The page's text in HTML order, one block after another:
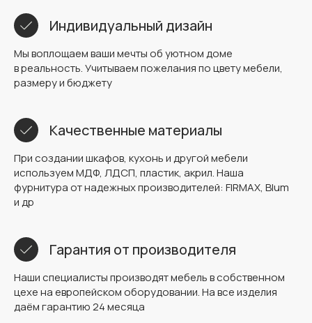
Индивидуальный дизайн
Мы воплощаем ваши мечты об уютном доме
в реальность. Учитываем пожелания по цвету мебели,
размеру и бюджету
Качественные материалы
При создании шкафов, кухонь и другой мебели
используем МДФ, ЛДСП, пластик, акрил. Наша
фурнитура от надежных производителей: FIRMAX, Blum
и др
Гарантия от производителя
Наши специалисты производят мебель в собственном
цехе на европейском оборудовании. На все изделия
даём гарантию 24 месяца